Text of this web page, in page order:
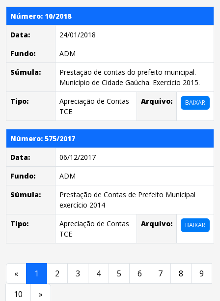
Número: 10/2018
Data:
24/01/2018
Fundo:
ADM
Súmula:
Prestação de contas do prefeito municipal.
Município de Cidade Gaúcha. Exercício 2015.
Tipo:
Apreciação de Contas
TCE
Arquivo: BAIXAR
Número: 575/2017
Data:
06/12/2017
Fundo:
ADM
Súmula:
Prestação de Contas de Prefeito Municipal
exercício 2014
Tipo:
Apreciação de Contas
TCE
Arquivo: BAIXAR
« 1 2 3 4 5 6 7 8
9
10
»